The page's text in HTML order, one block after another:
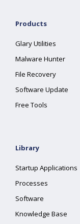
Products
Glary Utilities
Malware Hunter
File Recovery
Software Update
Free Tools
Library
Startup Applications
Processes
Software
Knowledge Base